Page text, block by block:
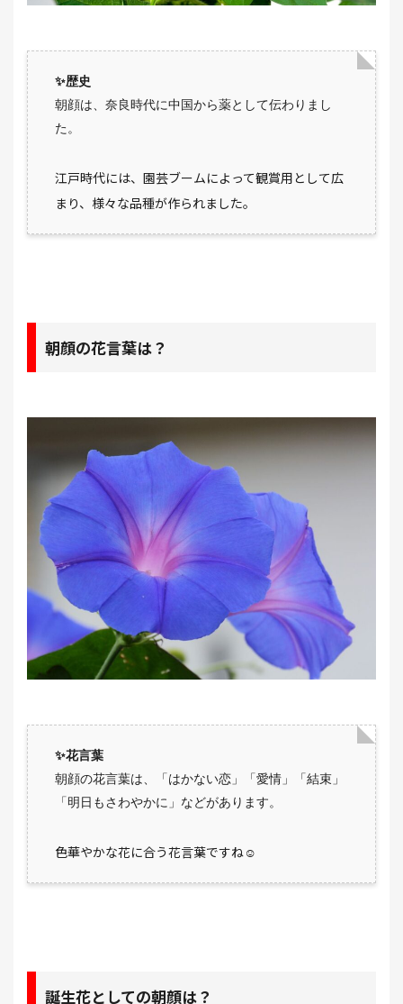
✨歴史
朝顔は、奈良時代に中国から薬として伝わりまし
た。
江戸時代には、園芸ブームによって観賞用として広
まり、様々な品種が作られました。
朝顔の花言葉は？
✨花言葉
朝顔の花言葉は、「はかない恋」「愛情」「結束」
「明日もさわやかに」などがあります。
色華やかな花に合う花言葉ですね☺️
誕生花としての朝顔は？